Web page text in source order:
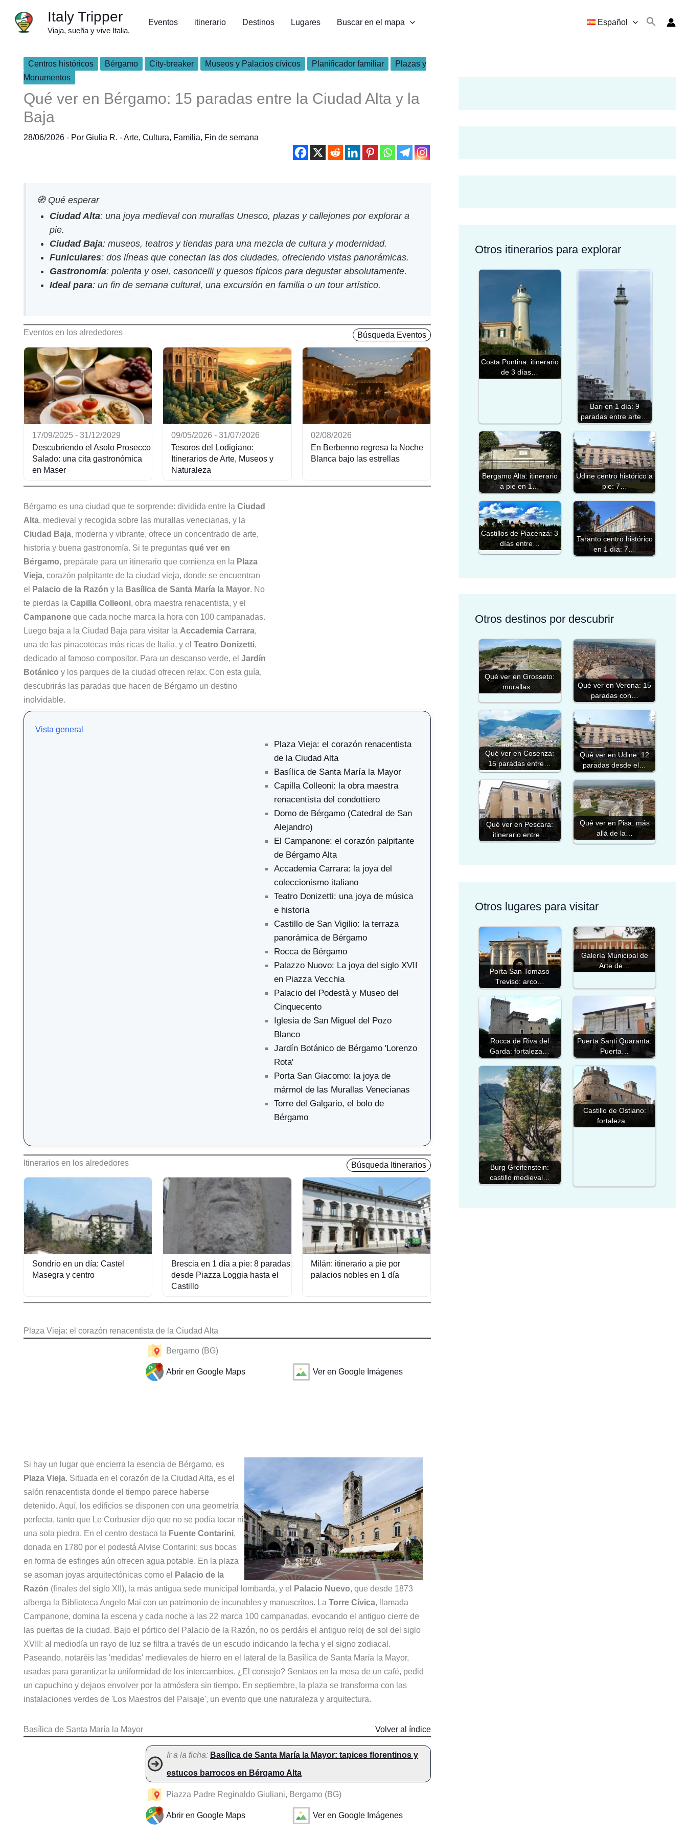
contenido
Italy Tripper
Viaja, sueña y vive Italia.
Eventos itinerario Destinos Lugares Buscar en el mapa Español
Centros históricos Bérgamo City-breaker Museos y Palacios cívicos Planificador familiar
Plazas y
Monumentos
Qué ver en Bérgamo: 15 paradas entre la Ciudad Alta y la
Baja
28/06/2026 - Por Giulia R. -Arte, Cultura, Familia, Fin de semana
🧭 Qué esperar
Ciudad Alta: una joya medieval con murallas Unesco, plazas y callejones por explorar a
pie.
Ciudad Baja: museos, teatros y tiendas para una mezcla de cultura y modernidad.
Funiculares: dos líneas que conectan las dos ciudades, ofreciendo vistas panorámicas.
Gastronomía: polenta y osei, casoncelli y quesos típicos para degustar absolutamente.
Ideal para: un fin de semana cultural, una excursión en familia o un tour artístico.
Eventos en los alrededores Búsqueda Eventos
17/09/2025 - 31/12/2029
Descubriendo el Asolo Prosecco
Salado: una cita gastronómica
en Maser
09/05/2026 - 31/07/2026
Tesoros del Lodigiano:
Itinerarios de Arte, Museos y
Naturaleza
02/08/2026
En Berbenno regresa la Noche
Blanca bajo las estrellas
Bérgamo es una ciudad que te sorprende: dividida entre la Ciudad
Alta, medieval y recogida sobre las murallas venecianas, y la
Ciudad Baja, moderna y vibrante, ofrece un concentrado de arte,
historia y buena gastronomía. Si te preguntas qué ver en
Bérgamo, prepárate para un itinerario que comienza en la Plaza
Vieja, corazón palpitante de la ciudad vieja, donde se encuentran
el
Palacio de la Razón y la Basílica de Santa María la Mayor. No
te pierdas la Capilla Colleoni, obra maestra renacentista, y el
Campanone que cada noche marca la hora con 100 campanadas.
Luego baja a la Ciudad Baja para visitar la Accademia Carrara,
una de las pinacotecas más ricas de Italia, y el Teatro Donizetti,
dedicado al famoso compositor. Para un descanso verde, el Jardín
Botánico y los parques de la ciudad ofrecen relax. Con esta guía,
descubrirás las paradas que hacen de Bérgamo un destino
inolvidable.
Vista general
Plaza Vieja: el corazón renacentista
de la Ciudad Alta
Basílica de Santa María la Mayor
Capilla Colleoni: la obra maestra
renacentista del condottiero
Domo de Bérgamo (Catedral de San
Alejandro)
El Campanone: el corazón palpitante
de Bérgamo Alta
Accademia Carrara: la joya del
coleccionismo italiano
Teatro Donizetti: una joya de música
e historia
Castillo de San Vigilio: la terraza
panorámica de Bérgamo
Rocca de Bérgamo
Palazzo Nuovo: La joya del siglo XVII
en Piazza Vecchia
Palacio del Podestà y Museo del
Cinquecento
Iglesia de San Miguel del Pozo
Blanco
Jardín Botánico de Bérgamo 'Lorenzo
Rota'
Porta San Giacomo: la joya de
mármol de las Murallas Venecianas
Torre del Galgario, el bolo de
Bérgamo
Itinerarios en los alrededores Búsqueda Itinerarios
Sondrio en un día: Castel
Masegra y centro
Brescia en 1 día a pie: 8 paradas
desde Piazza Loggia hasta el
Castillo
Milán: itinerario a pie por
palacios nobles en 1 día
Plaza Vieja: el corazón renacentista de la Ciudad Alta
Bergamo (BG)
Abrir en Google Maps Ver en Google Imágenes
Si hay un lugar que encierra la esencia de Bérgamo, es
Plaza Vieja. Situada en el corazón de la Ciudad Alta, es el
salón renacentista donde el tiempo parece haberse
detenido. Aquí, los edificios se disponen con una geometría
perfecta, tanto que Le Corbusier dijo que no se podía tocar ni
una sola piedra. En el centro destaca la Fuente Contarini,
donada en 1780 por el podestá Alvise Contarini: sus bocas
en forma de esfinges aún ofrecen agua potable. En la plaza
se asoman joyas arquitectónicas como el
Palacio de la
Razón (finales del siglo XII), la más antigua sede municipal lombarda, y el Palacio Nuevo, que desde 1873
alberga la Biblioteca Angelo Mai con un patrimonio de incunables y manuscritos. La Torre Cívica, llamada
Campanone, domina la escena y cada noche a las 22 marca 100 campanadas, evocando el antiguo cierre de
las puertas de la ciudad. Bajo el pórtico del Palacio de la Razón, no os perdáis el antiguo reloj de sol del siglo
XVIII: al mediodía un rayo de luz se filtra a través de un escudo indicando la fecha y el signo zodiacal.
Paseando, notaréis las 'medidas' medievales de hierro en el lateral de la Basílica de Santa María la Mayor,
usadas para garantizar la uniformidad de los intercambios. ¿El consejo? Sentaos en la mesa de un café, pedid
un capuchino y dejaos envolver por la atmósfera sin tiempo. En septiembre, la plaza se transforma con las
instalaciones verdes de 'Los Maestros del Paisaje', un evento que une naturaleza y arquitectura.
Basílica de Santa María la Mayor Volver al índice
Ir a la ficha: Basílica de Santa María la Mayor: tapices florentinos y
estucos barrocos en Bérgamo Alta
Piazza Padre Reginaldo Giuliani, Bergamo (BG)
Abrir en Google Maps Ver en Google Imágenes
Otros itinerarios para explorar
Costa Pontina: itinerario
de 3 días…
Bari en 1 día: 9
paradas entre arte…
Bergamo Alta: itinerario
a pie en 1…
Udine centro histórico a
pie: 7…
Castillos de Piacenza: 3
días entre…
Taranto centro histórico
en 1 día: 7…
Otros destinos por descubrir
Qué ver en Grosseto:
murallas…
Qué ver en Verona: 15
paradas con…
Qué ver en Cosenza:
15 paradas entre…
Qué ver en Udine: 12
paradas desde el…
Qué ver en Pescara:
itinerario entre…
Qué ver en Pisa: más
allá de la…
Otros lugares para visitar
Porta San Tomaso
Treviso: arco…
Galería Municipal de
Arte de…
Rocca de Riva del
Garda: fortaleza…
Puerta Santi Quaranta:
Puerta…
Burg Greifenstein:
castillo medieval…
Castillo de Ostiano:
fortaleza…